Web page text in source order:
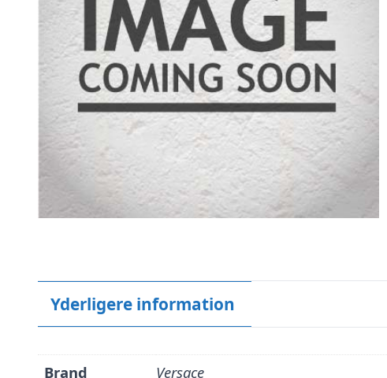
Yderligere information
Brand Versace